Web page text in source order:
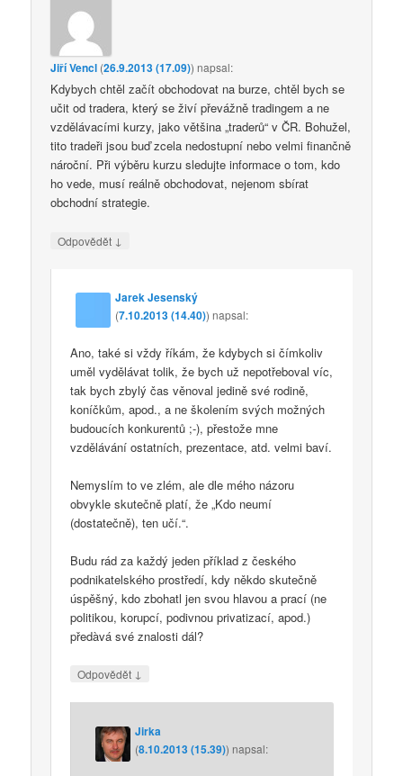
Jiří Vencl (26.9.2013 (17.09))napsal:
Kdybych chtěl začít obchodovat na burze, chtěl bych se
učit od tradera, který se živí převážně tradingem a ne
vzdělávacími kurzy, jako většina „traderů“ v ČR. Bohužel,
tito tradeři jsou buď zcela nedostupní nebo velmi finančně
nároční. Při výběru kurzu sledujte informace o tom, kdo
ho vede, musí reálně obchodovat, nejenom sbírat
obchodní strategie.
Odpovědět ↓
Jarek Jesenský
(7.10.2013 (14.40))napsal:
Ano, také si vždy říkám, že kdybych si čímkoliv
uměl vydělávat tolik, že bych už nepotřeboval víc,
tak bych zbylý čas věnoval jedině své rodině,
koníčkům, apod., a ne školením svých možných
budoucích konkurentů ;-), přestože mne
vzdělávání ostatních, prezentace, atd. velmi baví.
Nemyslím to ve zlém, ale dle mého názoru
obvykle skutečně platí, že „Kdo neumí
(dostatečně), ten učí.“.
Budu rád za každý jeden příklad z českého
podnikatelského prostředí, kdy někdo skutečně
úspěšný, kdo zbohatl jen svou hlavou a prací (ne
politikou, korupcí, podivnou privatizací, apod.)
předàvá své znalosti dál?
Odpovědět ↓
Jirka
(8.10.2013 (15.39)) napsal: